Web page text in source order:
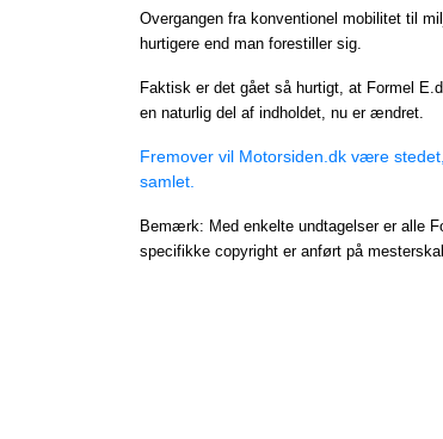
Overgangen fra konventionel mobilitet til
hurtigere end man forestiller sig.
Faktisk er det gået så hurtigt, at Formel
en naturlig del af indholdet, nu er ændret.
Fremover vil Motorsiden.dk være
samlet.
Bemærk: Med enkelte undtagelser er alle
specifikke copyright er anført på